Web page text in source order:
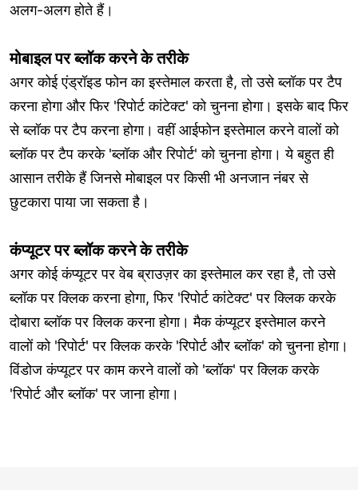
अलग-अलग होते हैं।
मोबाइल पर ब्लॉक करने के तरीके
अगर कोई एंड्रॉइड फोन का इस्तेमाल करता है, तो उसे ब्लॉक पर टैप
करना होगा और फिर 'रिपोर्ट कांटेक्ट' को चुनना होगा। इसके बाद फिर
से ब्लॉक पर टैप करना होगा। वहीं आईफोन इस्तेमाल करने वालों को
ब्लॉक पर टैप करके 'ब्लॉक और रिपोर्ट' को चुनना होगा। ये बहुत ही
आसान तरीके हैं जिनसे मोबाइल पर किसी भी अनजान नंबर से
छुटकारा पाया जा सकता है।
कंप्यूटर पर ब्लॉक करने के तरीके
अगर कोई कंप्यूटर पर वेब ब्राउज़र का इस्तेमाल कर रहा है, तो उसे
ब्लॉक पर क्लिक करना होगा, फिर 'रिपोर्ट कांटेक्ट' पर क्लिक करके
दोबारा ब्लॉक पर क्लिक करना होगा। मैक कंप्यूटर इस्तेमाल करने
वालों को 'रिपोर्ट' पर क्लिक करके 'रिपोर्ट और ब्लॉक' को चुनना होगा।
विंडोज कंप्यूटर पर काम करने वालों को 'ब्लॉक' पर क्लिक करके
'रिपोर्ट और ब्लॉक' पर जाना होगा।